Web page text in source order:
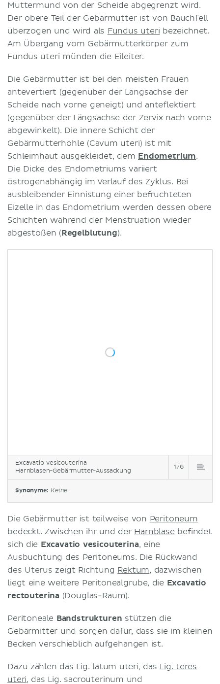
Muttermund von der Scheide abgegrenzt wird.
Der obere Teil der Gebärmutter ist von Bauchfell
überzogen und wird als Fundus uteri bezeichnet.
Am Übergang vom Gebärmutterkörper zum
Fundus uteri münden die Eileiter.
Die Gebärmutter ist bei den meisten Frauen
antevertiert (gegenüber der Längsachse der
Scheide nach vorne geneigt) und anteflektiert
(gegenüber der Längsachse der Zervix nach vorne
abgewinkelt). Die innere Schicht der
Gebärmutterhöhle (Cavum uteri) ist mit
Schleimhaut ausgekleidet, dem Endometrium.
Die Dicke des Endometriums variiert
östrogenabhängig im Verlauf des Zyklus. Bei
ausbleibender Einnistung einer befruchteten
Eizelle in das Endometrium werden dessen obere
Schichten während der Menstruation wieder
abgestoßen (Regelblutung).
Excavatio vesicouterina
Harnblasen-Gebärmutter-Aussackung
1/6
Synonyme: Keine
Die Gebärmutter ist teilweise von Peritoneum
bedeckt. Zwischen ihr und der Harnblase befindet
sich die Excavatio vesicouterina, eine
Ausbuchtung des Peritoneums. Die Rückwand
des Uterus zeigt Richtung Rektum, dazwischen
liegt eine weitere Peritonealgrube, die Excavatio
rectouterina (Douglas-Raum).
Peritoneale Bandstrukturen stützen die
Gebärmitter und sorgen dafür, dass sie im kleinen
Becken verschieblich aufgehangen ist.
Dazu zählen das Lig. latum uteri, das Lig. teres
uteri, das Lig. sacrouterinum und